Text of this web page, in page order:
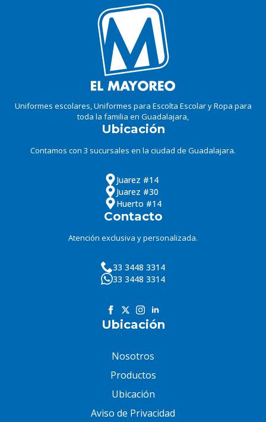
Uniformes escolares, Uniformes para Escolta Escolar y Ropa para
toda la familia en Guadalajara,
Ubicación
Contamos con 3 sucursales en la ciudad de Guadalajara.
Juarez #14
Juarez #30
Huerto #14
Contacto
Atención exclusiva y personalizada.
33 3448 3314
33 3448 3314
Ubicación
Nosotros
Productos
Ubicación
Aviso de Privacidad